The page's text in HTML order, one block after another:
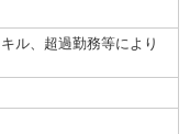
ル、超過勤務等により